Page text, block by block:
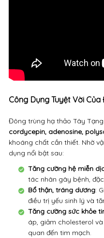
Công Dụng Tuyệt Vời
Đông trùng hạ thảo Tây
cordycepin, adenosine,
khoáng chất cần thiết. Nhờ
dụng nổi bật sau:
Tăng cường hệ miễn
tác nhân gây bệnh,
Bổ thận, tráng dương:
điều trị yếu sinh lý và
Tăng cường sức khỏe
áp, giảm cholesterol
quan đến tim mạch.